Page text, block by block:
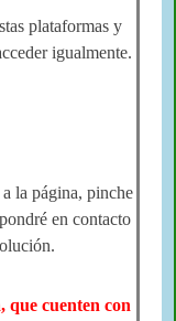
plataformas y
igualmente.
la página, pinche
en contacto
.
que cuenten con